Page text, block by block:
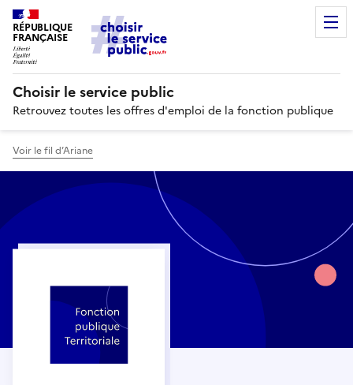
RÉPUBLIQUE
FRANÇAISE
Choisir le service public
Retrouvez toutes les offres d'emploi de la fonction publique
Voir le fil d’Ariane